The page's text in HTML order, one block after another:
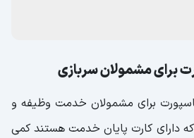
برای مشمولان سربازی
برای مشمولان خدمت وظیفه و
دارای کارت پایان خدمت هستند کمی